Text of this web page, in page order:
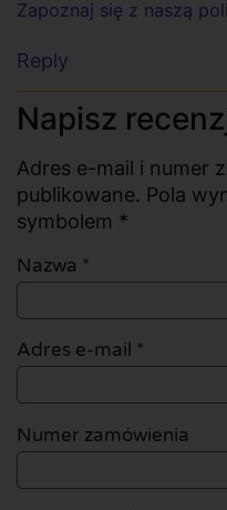
Zapoznaj się z naszą
Reply
Napisz
Adres e-mail i numer
publikowane. Pola
symbolem *
Nazwa *
Adres e-mail *
Numer zamówienia